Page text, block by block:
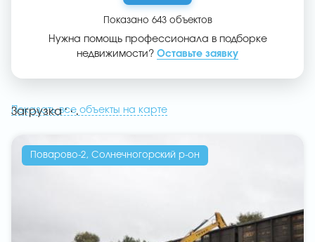
Показано 643объектов
Нужна помощь профессионала в подборке
недвижимости? Оставьте заявку
Показать все объекты на карте
Загрузка...
Поварово-2, Солнечногорский р-он